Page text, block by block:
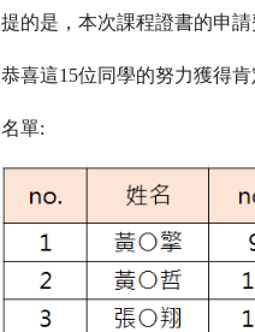
提的是，本次課程證書的申
恭喜這15位同學的努力獲得
名單: